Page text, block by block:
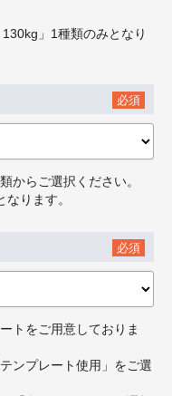
」1種類のみとなり
必須
からご選択ください。
ります。
必須
トをご用意しておりま
ンプレート使用」をご選